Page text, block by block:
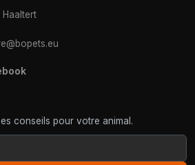
Haaltert
conseils pour votre animal.